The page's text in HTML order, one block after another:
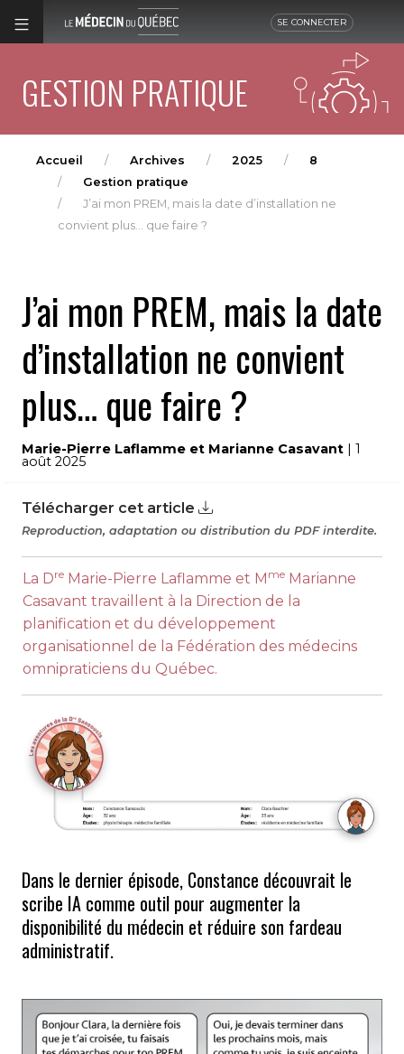
SE CONNECTER
GESTION PRATIQUE
Accueil Archives 2025
8
Gestion pratique
J’ai mon PREM, mais la date d’installation ne
convient plus… que faire ?
J’ai mon PREM, mais la date
d’installation ne convient
plus… que faire ?
Marie-Pierre Laflamme et Marianne Casavant | 1
août 2025
Télécharger cet article
Reproduction, adaptation ou distribution du PDF interdite.
La Dre Marie-Pierre Laflamme et M me Marianne
Casavant travaillent à la Direction de la
planification et du développement
organisationnel de la Fédération des médecins
omnipraticiens du Québec.
Dans le dernier épisode, Constance découvrait le
scribe IA comme outil pour augmenter la
disponibilité du médecin et réduire son fardeau
administratif.